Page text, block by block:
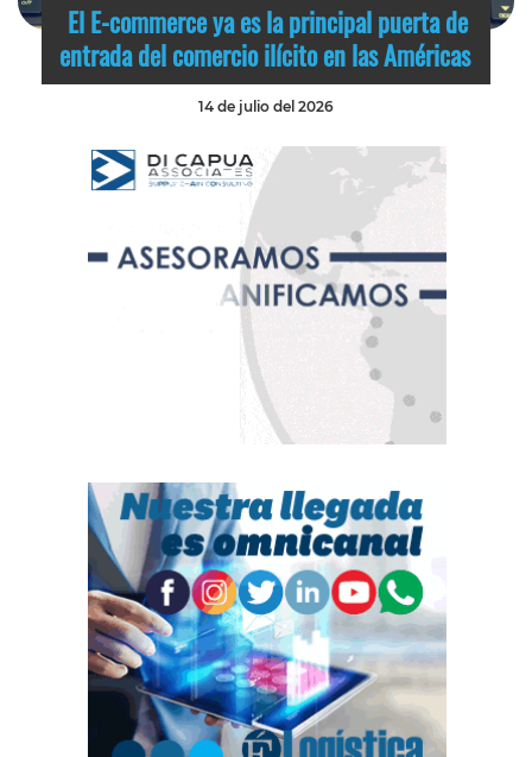
El E-commerce ya es la principal puerta de
entrada del comercio ilícito en las Américas
14 de julio del 2026